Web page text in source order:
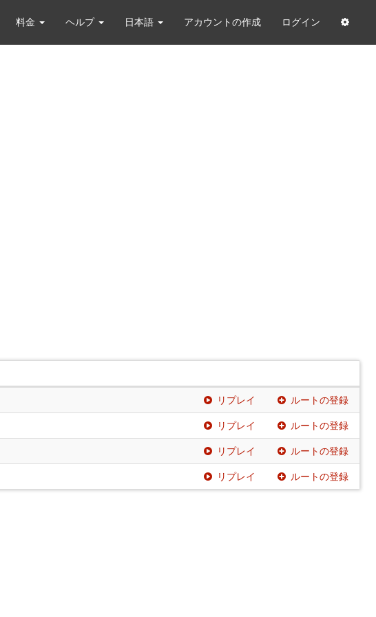
料金 ヘルプ 日本語 アカウントの作成 ログイン
リプレイ ルートの登録
リプレイ ルートの登録
リプレイ ルートの登録
リプレイ ルートの登録